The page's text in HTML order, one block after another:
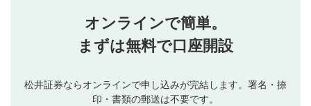
投稿するボタン
星で評価をすると投稿できます。（お名前とコメント
3
動画の評価
行ってください。
当社は、利用者同士、もしくは利用者と第三者間のトラ
ブルによって生じた損害に対して一切の責任を負いませ
評価およびコメントは当社にて審査のうえ、掲載となり
ます。掲載されるまでに日数がかかる場合や掲載されない
オンラインで簡単。
まずは無料で口座開設
松井証券ならオンラインで申し込みが完結します。署名・捺
印・書類の郵送は不要です。